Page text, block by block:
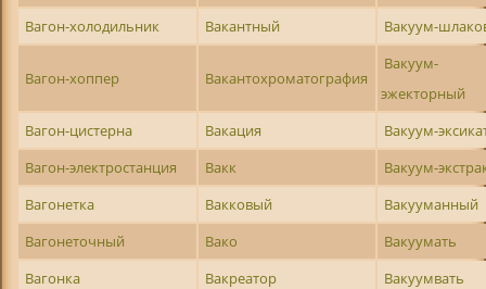
Вагон-холодильник
Вакантный Вакуум-
Вагон-хоппер Вакантохроматография
Вакуум-
эжекторный
Вагон-цистерна
Вакация
Вакуум-
Вагон-электростанция
Вакк
Вакуум-
Вагонетка
Вакковый
Вакууманный
Вагонеточный
Вако
Вакуумать
Вагонка
Вакреатор
Вакуумвать